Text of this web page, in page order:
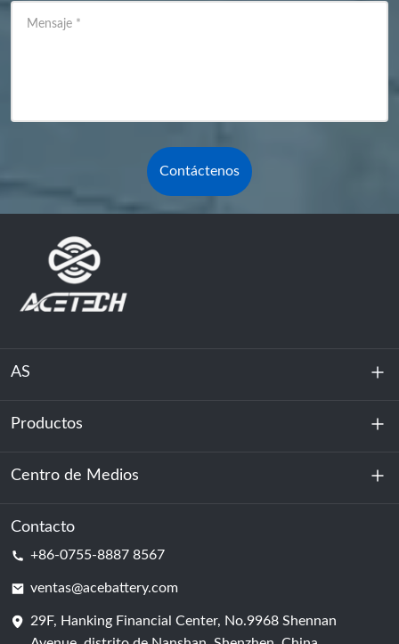
Mensaje *
Contáctenos
AS
Sobre nosotros
Sostenibilidad
Productos
Almacenamiento de energía
Centro de datos y sala de servidores
Célula de batería
Centro de Medios
Noticias
Contacto
+86-0755-8887 8567
ventas@acebattery.com
29F, Hanking Financial Center, No.9968 Shennan